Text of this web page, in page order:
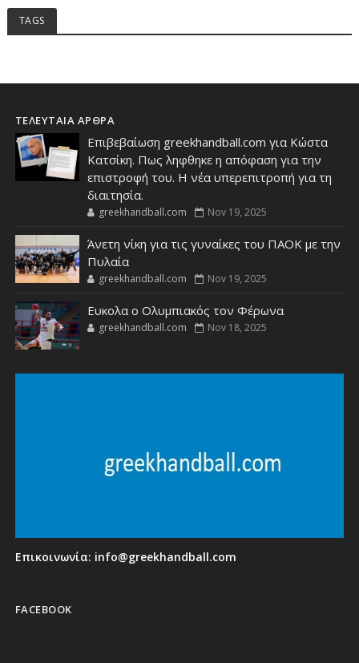
TAGS
ΤΕΛΕΥΤΑΙΑ ΑΡΘΡΑ
Επιβεβαίωση greekhandball.com για Κώστα
Κατσίκη. Πως ληφθηκε η απόφαση για την
επιστροφή του. Η νέα υπερεπιτροπή για τη
διαιτησία.
greekhandball.com Nov 19, 2025
Άνετη νίκη για τις γυναίκες του ΠΑΟΚ με την
Πυλαία
greekhandball.com Nov 19, 2025
Ευκολα ο Ολυμπιακός τον Φέρωνα
greekhandball.com Nov 18, 2025
Επικοινωνία: info@greekhandball.com
FACEBOOK